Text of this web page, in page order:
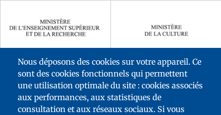
Nous déposons des cookies sur votre appareil. Ce
sont des cookies fonctionnels qui permettent
une utilisation optimale du site : cookies associés
aux performances, aux statistiques de
consultation et aux réseaux sociaux. Si vous